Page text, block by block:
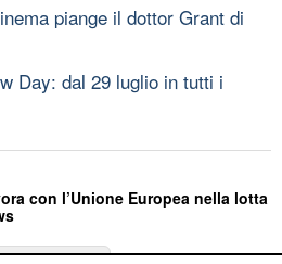
piange il dottor Grant di
Day: dal 29 luglio in tutti i
con l’Unione Europea nella lotta